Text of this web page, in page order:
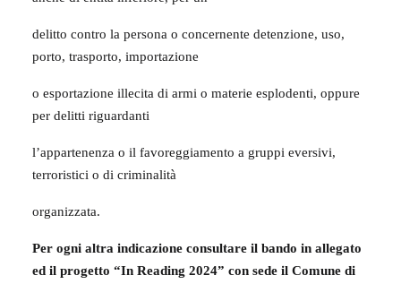
delitto contro la persona o concernente detenzione, uso,
porto, trasporto, importazione
o esportazione illecita di armi o materie esplodenti, oppure
per delitti riguardanti
l’appartenenza o il favoreggiamento a gruppi eversivi,
terroristici o di criminalità
organizzata.
Per ogni altra indicazione consultare il bando in allegato
ed il progetto “In Reading 2024” con sede il Comune di